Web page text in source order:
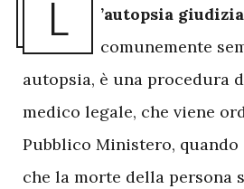
L ’autopsia
comunemente
autopsia, è una procedura
medico legale, che viene
Pubblico Ministero, quando
che la morte della persona